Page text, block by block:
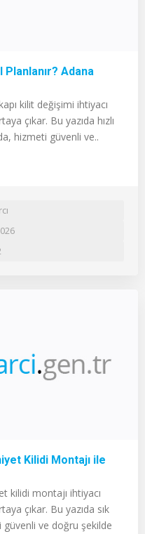
Planlanır? Adana
kilit değişimi ihtiyacı
çıkar. Bu yazıda hızlı
hizmeti güvenli ve..
Kilidi Montajı ile
kilidi montajı ihtiyacı
çıkar. Bu yazıda sık
güvenli ve doğru şekilde